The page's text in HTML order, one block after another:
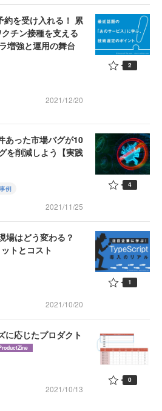
約を受け入れる！ 累
チン接種を支える
増強と運用の舞台
2021/12/20
2
あった市場バグが10
を削減しよう【実践
事例
2021/11/25
4
場はどう変わる？
トとコスト
2021/10/20
1
に応じたプロダクト
2021/10/13
0